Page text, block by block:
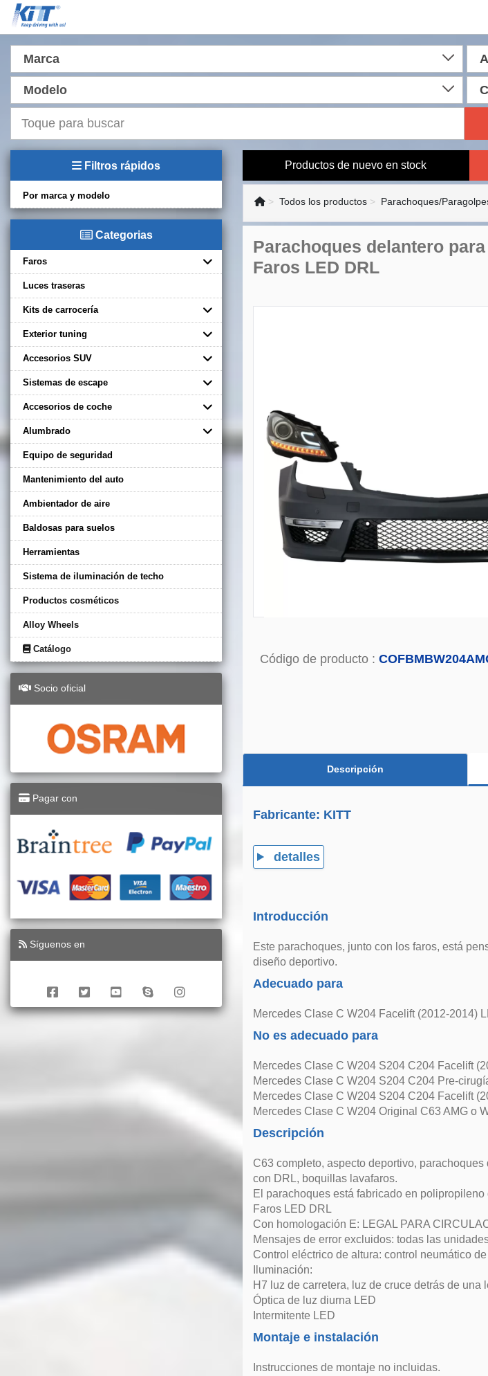
Marca
Modelo
Filtros rápidos
Por marca y modelo
Categorias
Faros
Luces traseras
Kits de carrocería
Exterior tuning
Accesorios SUV
Sistemas de escape
Accesorios de coche
Alumbrado
Equipo de seguridad
Mantenimiento del auto
Ambientador de aire
Baldosas para suelos
Herramientas
Sistema de iluminación de techo
Productos cosméticos
Alloy Wheels
Catálogo
Socio oficial
Pagar con
Síguenos en
Productos de nuevo en stock
Todos los productos Parachoques/
Parachoques delantero
Faros LED DRL
Código de producto :
Descripción
Fabricante: KITT
detalles
Introducción
Este parachoques, junto con los faros, está
diseño deportivo.
Adecuado para
Mercedes Clase C W204 Facelift (2012-2014)
No es adecuado para
Mercedes Clase C W204 S204 C204 Facelift
Mercedes Clase C W204 S204 C204 Pre-
Mercedes Clase C W204 S204 C204 Facelift
Mercedes Clase C W204 Original C63 AMG o
Descripción
C63 completo, aspecto deportivo,
con DRL, boquillas lavafaros.
El parachoques está fabricado en polipropileno
Faros LED DRL
Con homologación E: LEGAL PARA
Mensajes de error excluidos: todas las
Control eléctrico de altura: control neumático
Iluminación:
H7 luz de carretera, luz de cruce detrás de una
Óptica de luz diurna LED
Intermitente LED
Montaje e instalación
Instrucciones de montaje no incluidas.